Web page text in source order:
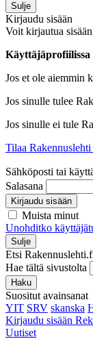
Sulje
Kirjaudu sisään
Voit kirjautua
Käyttäjäprofiilissa
Jos et ole aiemmin
Jos sinulle tulee
Jos sinulle ei tule
Tilaa Rakennuslehti
Sähköposti tai
Salasana
Kirjaudu sisään
Muista minut
Unohditko
Sulje
Etsi
Hae tältä sivustolta
Haku
Suositut avainsanat
YIT SRV skanska
Kirjaudu sisään
Uutiset